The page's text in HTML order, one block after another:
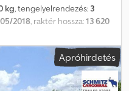
kg, tengelyelrendezés: 3
05/2018, raktér hossza:13 620
méret:385/55 R22,5,
, Saját tömeg: 6460 kg, DIN EN
Sz Ma): 13 620 mm x 2 480
Raktér térfogata: 101 m³,
Apróhirdetés